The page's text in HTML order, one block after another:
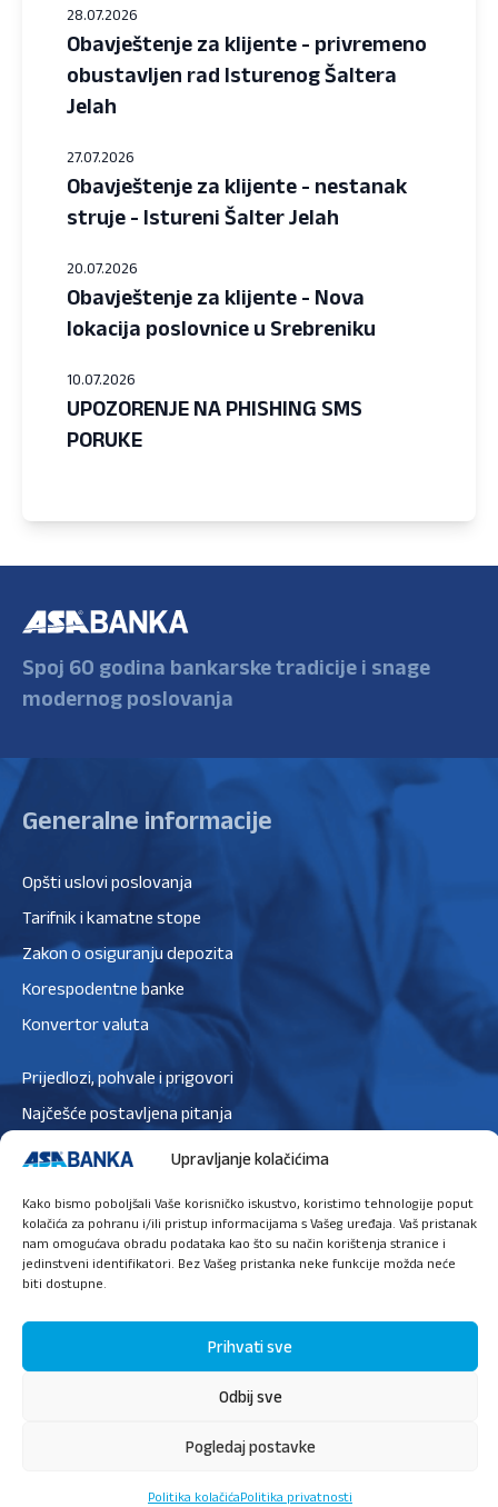
Upravljanje kolačićima
Kako bismo poboljšali Vaše korisničko iskustvo, koristimo tehnologije poput
kolačića za pohranu i/ili pristup informacijama s Vašeg uređaja. Vaš pristanak
nam omogućava obradu podataka kao što su način korištenja stranice i
jedinstveni identifikatori. Bez Vašeg pristanka neke funkcije možda neće
biti dostupne.
Prihvati sve
Odbij sve
Pogledaj postavke
Politika kolačićaPolitika privatnosti
28.07.2026
Obavještenje za klijente - privremeno
obustavljen rad Isturenog Šaltera
Jelah
27.07.2026
Obavještenje za klijente - nestanak
struje - Istureni Šalter Jelah
20.07.2026
Obavještenje za klijente - Nova
lokacija poslovnice u Srebreniku
10.07.2026
UPOZORENJE NA PHISHING SMS
PORUKE
Spoj 60 godina bankarske tradicije i snage
modernog poslovanja
Generalne informacije
Opšti uslovi poslovanja
Tarifnik i kamatne stope
Zakon o osiguranju depozita
Korespodentne banke
Konvertor valuta
Prijedlozi, pohvale i prigovori
Najčešće postavljena pitanja
Zaštita podataka
Politika kolačića